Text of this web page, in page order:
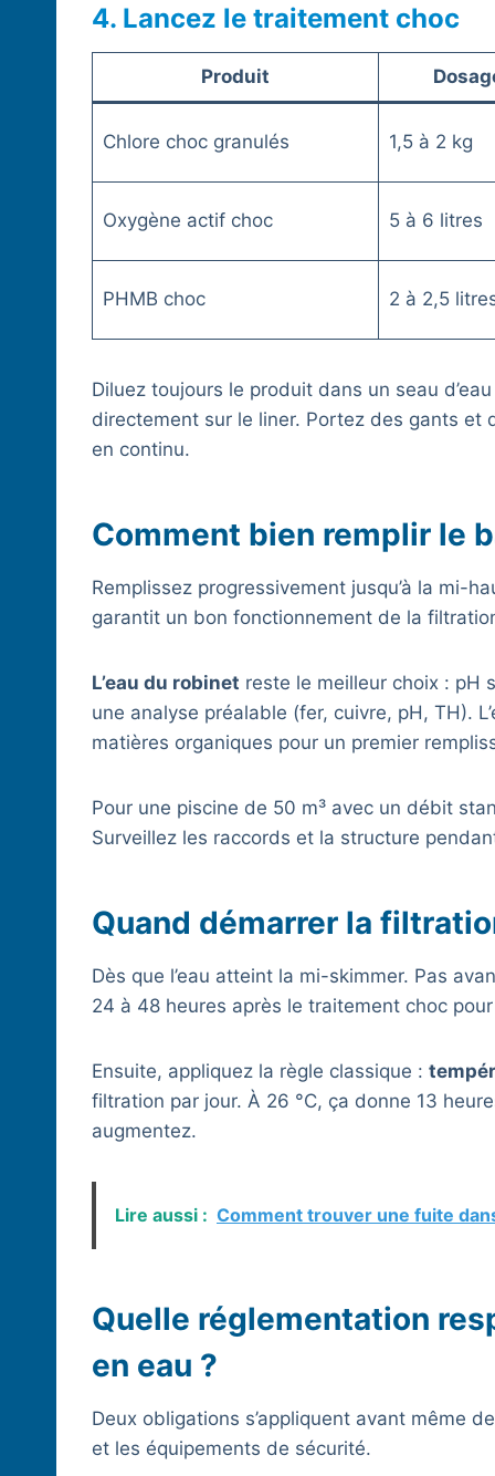
4. Lancez le traitement choc
Produit
Chlore choc granulés 1,5 à 2 kg
Oxygène actif choc 5 à 6 litres
PHMB choc 2 à 2,5
Diluez toujours le produit dans un seau
directement sur le liner. Portez des gants
en continu.
Comment bien remplir le
Remplissez progressivement jusqu’à la mi-
garantit un bon fonctionnement de la
L’eau du robinet reste le meilleur choix : pH
une analyse préalable (fer, cuivre, pH, TH).
matières organiques pour un premier
Pour une piscine de 50 m³ avec un débit
Surveillez les raccords et la structure
Quand démarrer la
Dès que l’eau atteint la mi-skimmer. Pas
24 à 48 heures après le traitement choc pour
Ensuite, appliquez la règle classique :
filtration par jour. À 26 °C, ça donne 13
augmentez.
Lire aussi : Comment trouver une fuite
Quelle réglementation
en eau ?
Deux obligations s’appliquent avant même
et les équipements de sécurité.